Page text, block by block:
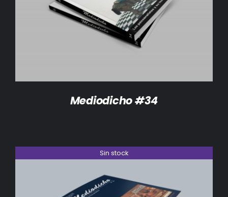
DETALLES
Mediodicho #34
Sin stock